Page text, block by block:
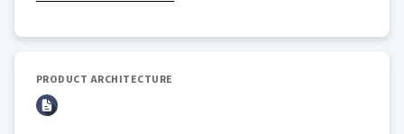
PRODUCT ARCHITECTURE